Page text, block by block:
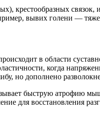
крестообразных
вывих голени —
в области
когда
но дополнено
быструю атрофию
для восстановления